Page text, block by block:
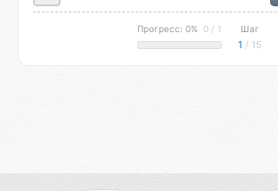
Прогресс: 0% 0 / 1 Шаг
1 / 15